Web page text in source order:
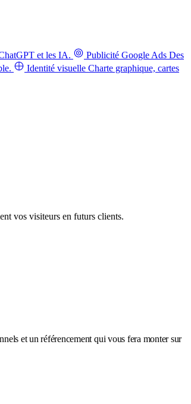
et les IA. Publicité Google Ads Des
Identité visuelle Charte graphique, cartes
vos visiteurs en futurs clients.
et un référencement qui vous fera monter sur